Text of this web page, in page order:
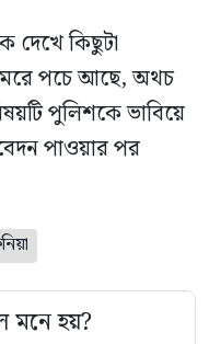
দেখে কিছুটা
মরে পচে আছে, অথচ
পুলিশকে ভাবিয়ে
পাওয়ার পর
মনে হয়?